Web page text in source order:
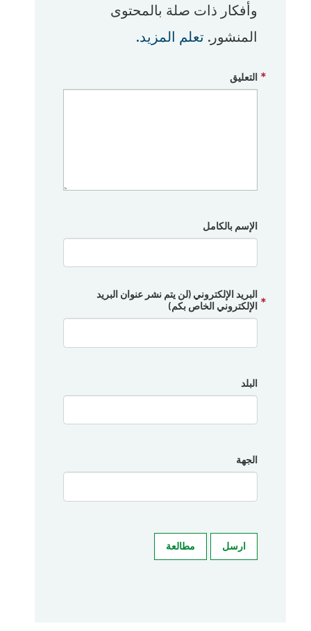
وأفكار ذات صلة بالمحتوى
المنشور.تعلم المزيد.
التعليق
الإسم بالكامل
البريد الإلكتروني (لن يتم نشر عنوان البريد
الإلكتروني الخاص بكم)
البلد
الجهة
ارسل مطالعة